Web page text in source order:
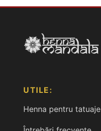
UTILE:
Henna pentru tatuaje